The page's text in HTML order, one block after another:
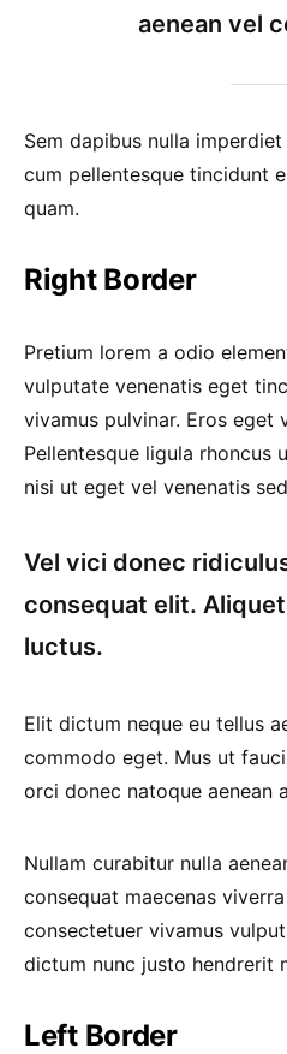
aenean vel
Sem dapibus nulla
cum pellentesque tincidunt
quam.
Right Border
Pretium lorem a odio
vulputate venenatis eget
vivamus pulvinar. Eros eget
Pellentesque ligula rhoncus
nisi ut eget vel venenatis
Vel vici donec
consequat elit.
luctus.
Elit dictum neque eu tellus
commodo eget. Mus ut
orci donec natoque aenean
Nullam curabitur nulla
consequat maecenas
consectetuer vivamus
dictum nunc justo hendrerit
Left Border